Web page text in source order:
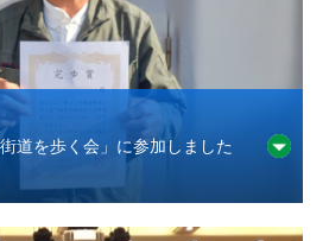
道を歩く会」に参加しました